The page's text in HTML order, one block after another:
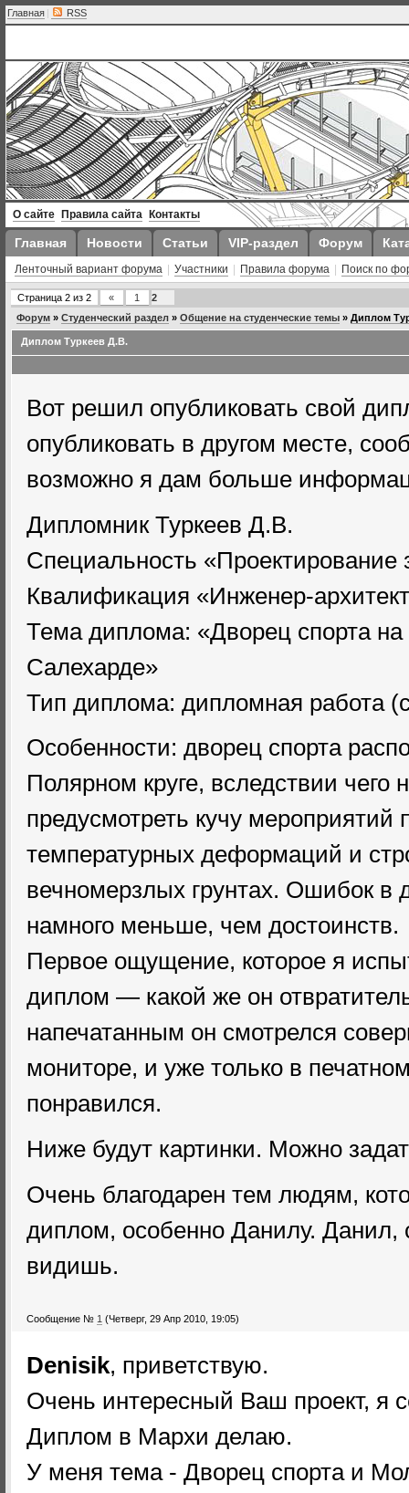
Главная | RSS
О сайте Правила сайта Контакты
Главная Новости Статьи VIP-раздел Форум
Ленточный вариант форума Участники Правила форума Поиск по
Страница 2 из 2 « 1
2
Форум » Студенческий раздел » Общение на студенческие темы » Диплом
Диплом Туркеев Д.В.
Вот решил опубликовать свой
опубликовать в другом месте,
возможно я дам больше
Дипломник Туркеев Д.В.
Специальность «Проектирование
Квалификация «Инженер-
Тема диплома: «Дворец спорта на
Салехарде»
Тип диплома: дипломная работа
Особенности: дворец спорта
Полярном круге, вследствии чего
предусмотреть кучу мероприятий
температурных деформаций и
вечномерзлых грунтах. Ошибок в
намного меньше, чем достоинств.
Первое ощущение, которое я
диплом — какой же он
напечатанным он смотрелся
мониторе, и уже только в
понравился.
Ниже будут картинки. Можно
Очень благодарен тем людям,
диплом, особенно Данилу. Данил,
видишь.
Сообщение № 1 (Четверг, 29 Апр 2010, 19:05)
Denisik, приветствую.
Очень интересный Ваш проект, я
Диплом в Мархи делаю.
У меня тема - Дворец спорта и